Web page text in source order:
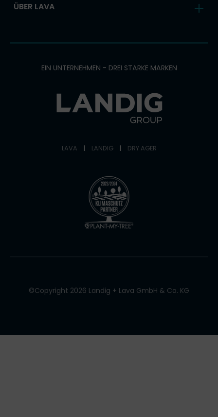
ÜBER LAVA
EIN UNTERNEHMEN - DREI STARKE MARKEN
LAVA | LANDIG | DRY AGER
©Copyright 2026 Landig + Lava GmbH & Co. KG